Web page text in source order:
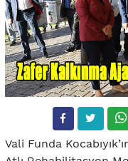
Vali Funda